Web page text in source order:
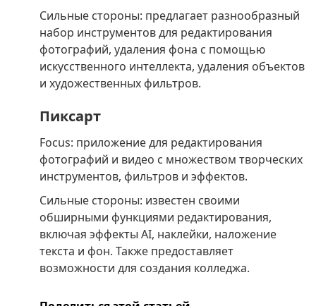
Сильные стороны: предлагает разнообразный
набор инструментов для редактирования
фотографий, удаления фона с помощью
искусственного интеллекта, удаления объектов
и художественных фильтров.
Пиксарт
Focus: приложение для редактирования
фотографий и видео с множеством творческих
инструментов, фильтров и эффектов.
Сильные стороны: известен своими
обширными функциями редактирования,
включая эффекты AI, наклейки, наложение
текста и фон. Также предоставляет
возможности для создания колледжа.